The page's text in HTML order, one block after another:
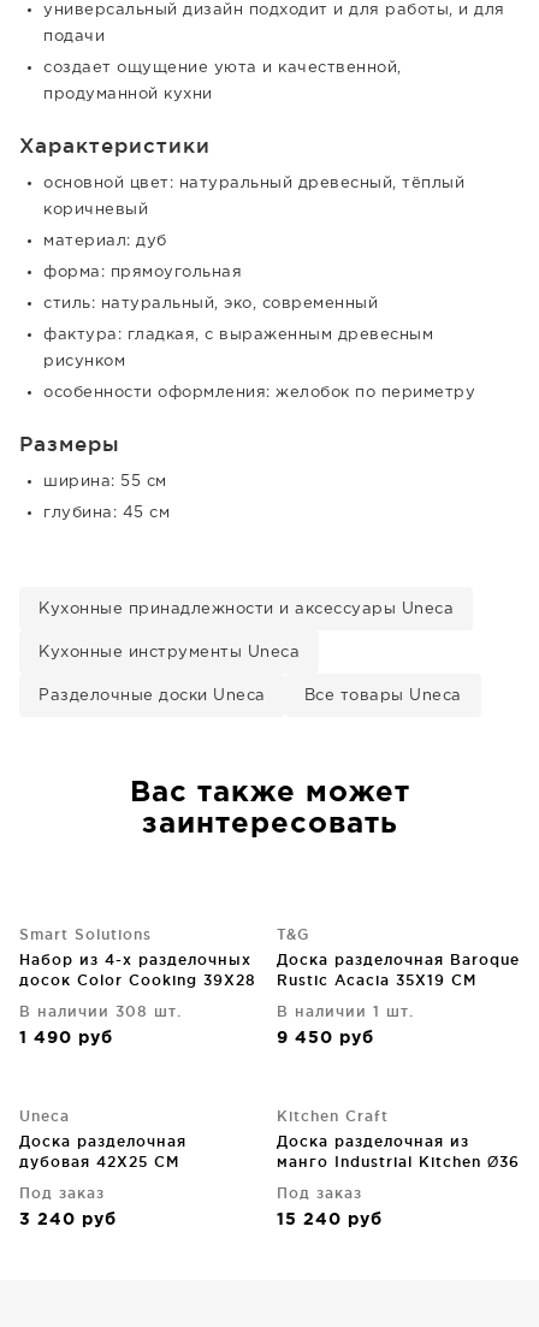
универсальный дизайн подходит и для работы, и для
подачи
создает ощущение уюта и качественной,
продуманной кухни
Характеристики
основной цвет: натуральный древесный, тёплый
коричневый
материал: дуб
форма: прямоугольная
стиль: натуральный, эко, современный
фактура: гладкая, с выраженным древесным
рисунком
особенности оформления: желобок по периметру
Размеры
ширина: 55 см
глубина: 45 см
Кухонные принадлежности и аксессуары Uneca
Кухонные инструменты Uneca
Разделочные доски Uneca Все товары Uneca
Вас также может
заинтересовать
Smart Solutions
Набор из 4-х разделочных
досок Сolor Сooking 39X28
В наличии 308 шт.
1 490 руб
T&G
Доска разделочная Baroque
Rustic Acacia 35X19 CM
В наличии 1 шт.
9 450 руб
Uneca
Доска разделочная
дубовая 42X25 CM
Под заказ
3 240 руб
Kitchen Craft
Доска разделочная из
манго Industrial Kitchen Ø36
Под заказ
15 240 руб